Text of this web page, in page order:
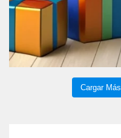
Cargar Más